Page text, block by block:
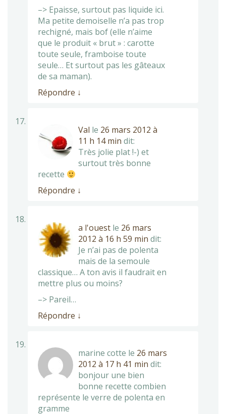
–> Epaisse, surtout pas liquide ici.
Ma petite demoiselle n’a pas trop
rechigné, mais bof (elle n’aime
que le produit « brut » : carotte
toute seule, framboise toute
seule… Et surtout pas les gâteaux
de sa maman).
Répondre ↓
Val le 26 mars 2012 à
11 h 14 min dit:
Très jolie plat !-) et
surtout très bonne
recette
Répondre ↓
a l'ouest le 26 mars
2012 à 16 h 59 min dit:
Je n’ai pas de polenta
mais de la semoule
classique… A ton avis il faudrait en
mettre plus ou moins?
–> Pareil…
Répondre ↓
marine cotte le 26 mars
2012 à 17 h 41 min dit:
bonjour une bien
bonne recette combien
représente le verre de polenta en
gramme